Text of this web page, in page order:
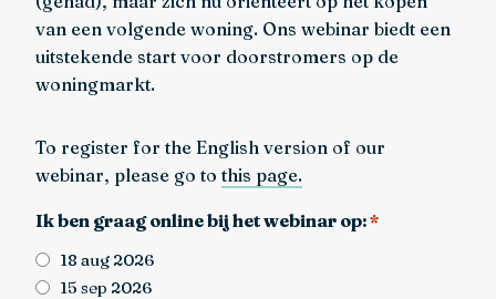
van een volgende woning. Ons webinar biedt een
uitstekende start voor doorstromers op de
woningmarkt.
To register for the English version of our
webinar, please go to this page.
Ik ben graag online bij het webinar op:*
18 aug 2026
15 sep 2026